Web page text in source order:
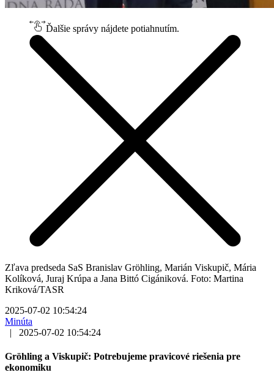
Ďalšie správy nájdete potiahnutím.
Zľava predseda SaS Branislav Gröhling, Marián Viskupič, Mária
Kolíková, Juraj Krúpa a Jana Bittó Cigániková. Foto: Martina
Kriková/TASR
2025-07-02 10:54:24
Minúta
|
2025-07-02 10:54:24
Gröhling a Viskupič: Potrebujeme pravicové riešenia pre
ekonomiku